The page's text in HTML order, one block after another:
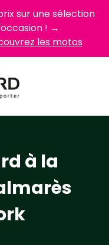
sur une sélection
! →
les motos
à la